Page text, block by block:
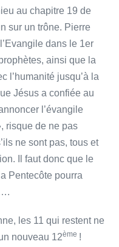
au chapitre 19 de
sur un trône. Pierre
dans le 1er
ainsi que la
l’humanité jusqu’à la
Jésus a confiée au
l’évangile
risque de ne pas
ne sont pas, tous et
Il faut donc que le
Pentecôte pourra
les 11 qui restent ne
nouveau 12ème !